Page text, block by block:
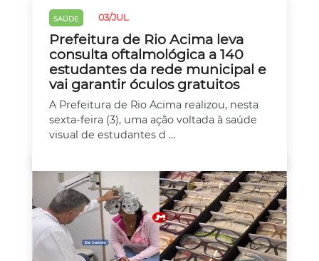
SAÚDE 03/JUL
Prefeitura de Rio Acima leva
consulta oftalmológica a 140
estudantes da rede municipal e
vai garantir óculos gratuitos
A Prefeitura de Rio Acima realizou, nesta
sexta-feira (3), uma ação voltada à saúde
visual de estudantes d ...